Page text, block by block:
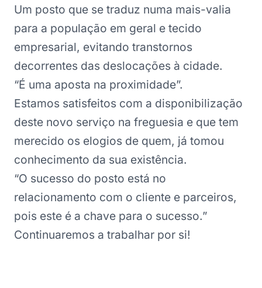
Um posto que se traduz numa mais-valia
para a população em geral e tecido
empresarial, evitando transtornos
decorrentes das deslocações à cidade.
“É uma aposta na proximidade”.
Estamos satisfeitos com a disponibilização
deste novo serviço na freguesia e que tem
merecido os elogios de quem, já tomou
conhecimento da sua existência.
“O sucesso do posto está no
relacionamento com o cliente e parceiros,
pois este é a chave para o sucesso.”
Continuaremos a trabalhar por si!